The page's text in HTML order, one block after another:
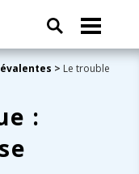
> Le trouble
: